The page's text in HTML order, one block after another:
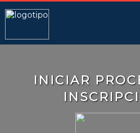
INICIAR